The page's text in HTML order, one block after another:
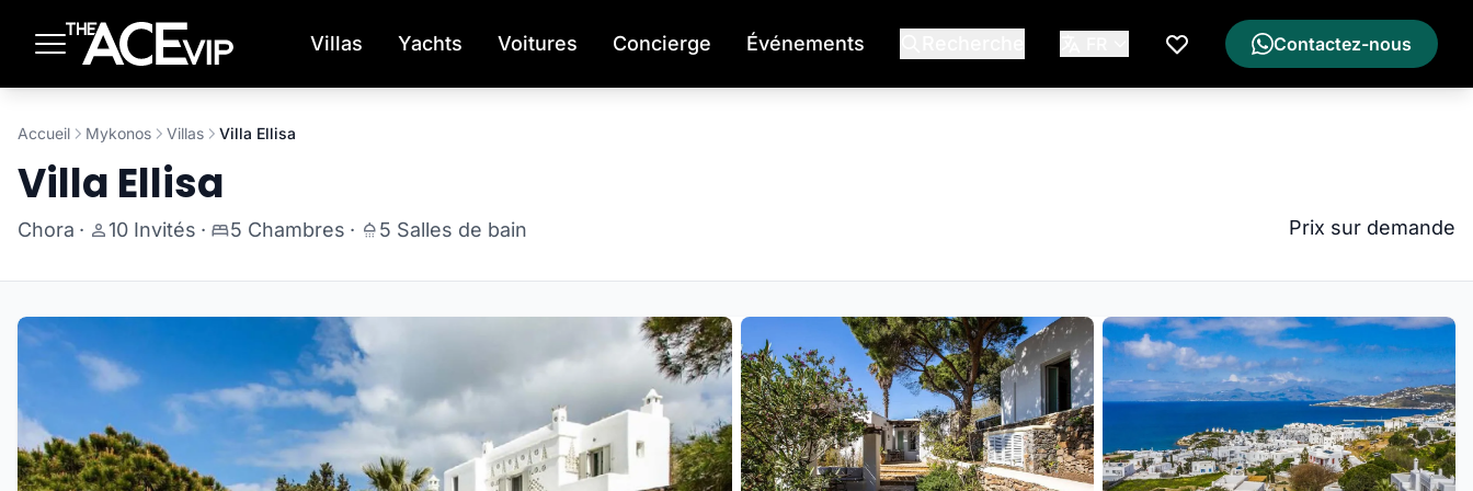
Villas Yachts Voitures Concierge Événements
Ma Liste de Souhaits
Contactez-nous
Accueil Mykonos Villas Villa Ellisa
Villa Ellisa
Chora · 10 Invités · 5 Chambres · 5 Salles de bain Prix sur demande